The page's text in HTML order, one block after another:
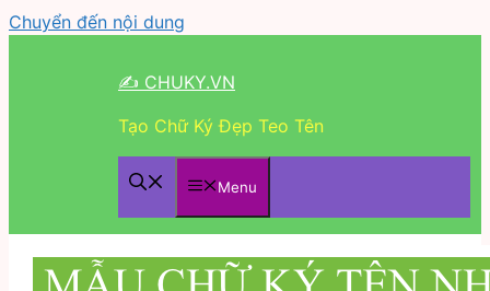
Chuyển đến nội dung
✍ CHUKY.VN
Tạo Chữ Ký Đẹp Teo Tên
Menu